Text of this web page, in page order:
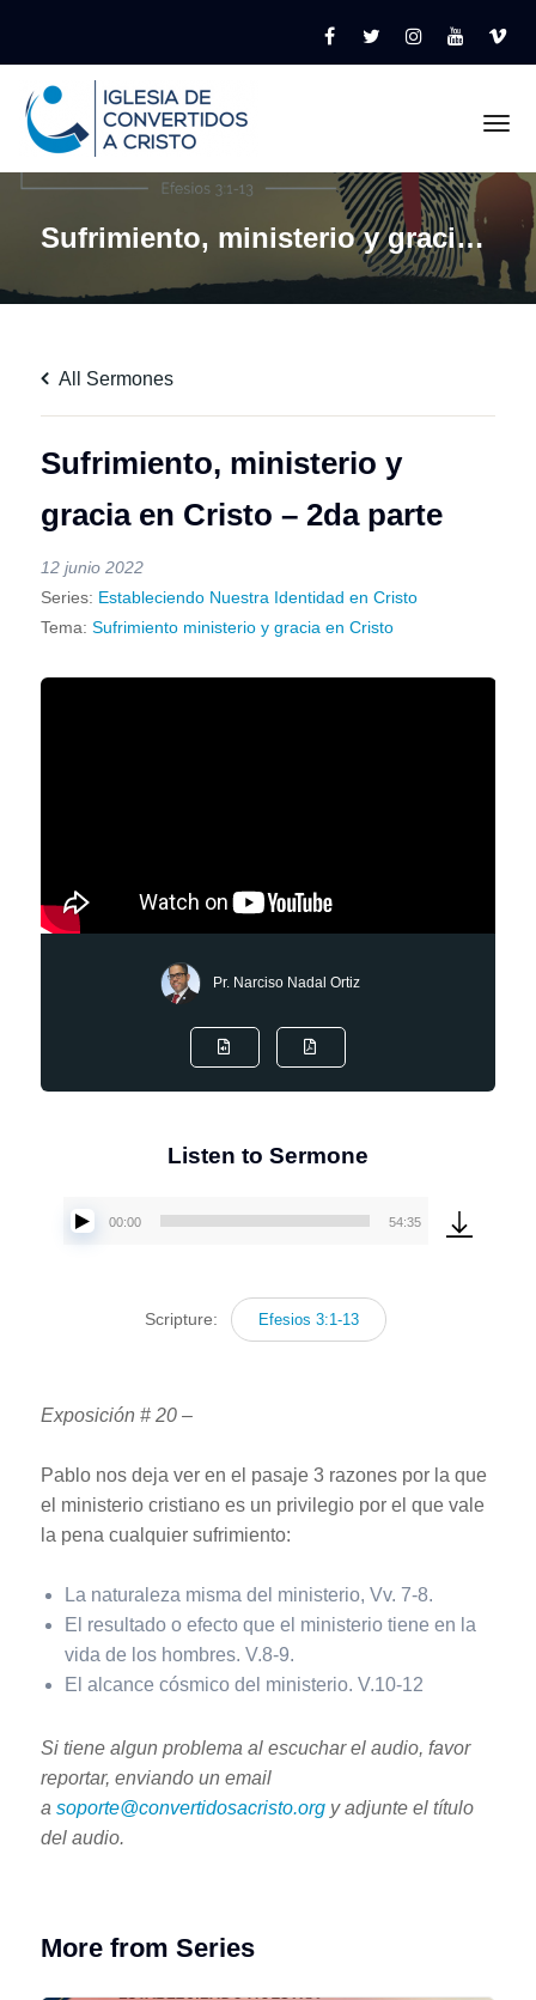
Sufrimiento, ministerio y gracia en Cristo – 2da parte
All Sermones
Sufrimiento, ministerio y
gracia en Cristo – 2da parte
12 junio 2022
Series: Estableciendo Nuestra Identidad en Cristo
Tema: Sufrimiento ministerio y gracia en Cristo
Pr. Narciso Nadal Ortiz
Listen to Sermone
Reproductor
audio
00:00 54:35
Scripture: Efesios 3:1-13
Exposición # 20 –
Pablo nos deja ver en el pasaje 3 razones por la que
el ministerio cristiano es un privilegio por el que vale
la pena cualquier sufrimiento:
La naturaleza misma del ministerio, Vv. 7-8.
El resultado o efecto que el ministerio tiene en la
vida de los hombres. V.8-9.
El alcance cósmico del ministerio. V.10-12
Si tiene algun problema al escuchar el audio, favor
reportar, enviando un email
a soporte@convertidosacristo.orgy adjunte el título
del audio.
More from Series